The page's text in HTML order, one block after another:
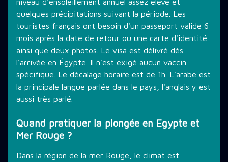
quelques précipitations suivant la période. Les
touristes français ont besoin d'un passeport valide 6
mois après la date de retour ou une carte d'identité
ainsi que deux photos. Le visa est délivré dès
l'arrivée en Égypte. Il n'est exigé aucun vaccin
spécifique. Le décalage horaire est de 1h. L'arabe est
la principale langue parlée dans le pays, l'anglais y est
aussi très parlé.
Quand pratiquer la plongée en Egypte et
Mer Rouge ?
Dans la région de la mer Rouge, le climat est